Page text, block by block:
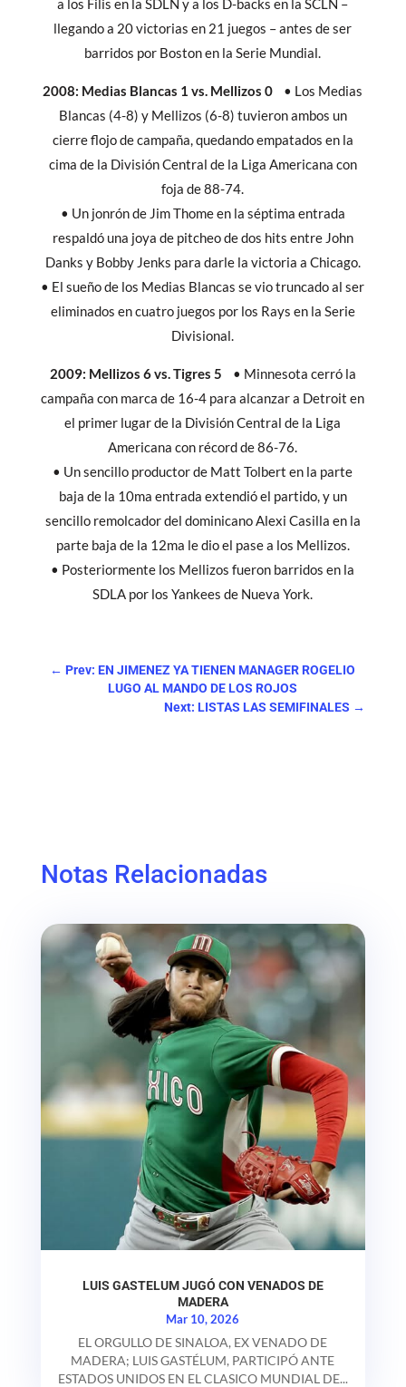
a los Filis en la SDLN y a los D-backs en la SCLN –
llegando a 20 victorias en 21 juegos – antes de ser
barridos por Boston en la Serie Mundial.
2008: Medias Blancas 1 vs. Mellizos 0
• Los Medias
Blancas (4-8) y Mellizos (6-8) tuvieron ambos un
cierre flojo de campaña, quedando empatados en la
cima de la División Central de la Liga Americana con
foja de 88-74.
• Un jonrón de Jim Thome en la séptima entrada
respaldó una joya de pitcheo de dos hits entre John
Danks y Bobby Jenks para darle la victoria a Chicago.
• El sueño de los Medias Blancas se vio truncado al ser
eliminados en cuatro juegos por los Rays en la Serie
Divisional.
2009: Mellizos 6 vs. Tigres 5
• Minnesota cerró la
campaña con marca de 16-4 para alcanzar a Detroit en
el primer lugar de la División Central de la Liga
Americana con récord de 86-76.
• Un sencillo productor de Matt Tolbert en la parte
baja de la 10ma entrada extendió el partido, y un
sencillo remolcador del dominicano Alexi Casilla en la
parte baja de la 12ma le dio el pase a los Mellizos.
• Posteriormente los Mellizos fueron barridos en la
SDLA por los Yankees de Nueva York.
← Prev: EN JIMENEZ YA TIENEN MANAGER ROGELIO
LUGO AL MANDO DE LOS ROJOS
Next: LISTAS LAS SEMIFINALES →
Notas Relacionadas
LUIS GASTELUM JUGÓ CON VENADOS DE
MADERA
Mar 10, 2026
EL ORGULLO DE SINALOA, EX VENADO DE
MADERA; LUIS GASTÉLUM, PARTICIPÓ ANTE
ESTADOS UNIDOS EN EL CLASICO MUNDIAL DE...